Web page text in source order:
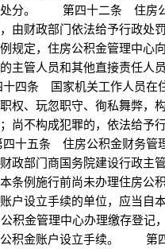
处分。 第四十二条 住房
，由财政部门依法给予行
规定，住房公积金管理中心
主管人员和其他直接责任人
条 国家机关工作人员在
权、玩忽职守、徇私舞弊，构
尚不构成犯罪的，依法给予
五条 住房公积金财务管
政部门商国务院建设行政主管
例施行前尚未办理住房公
户设立手续的单位，应当自
积金管理中心办理缴存登记
公积金账户设立手续。 第